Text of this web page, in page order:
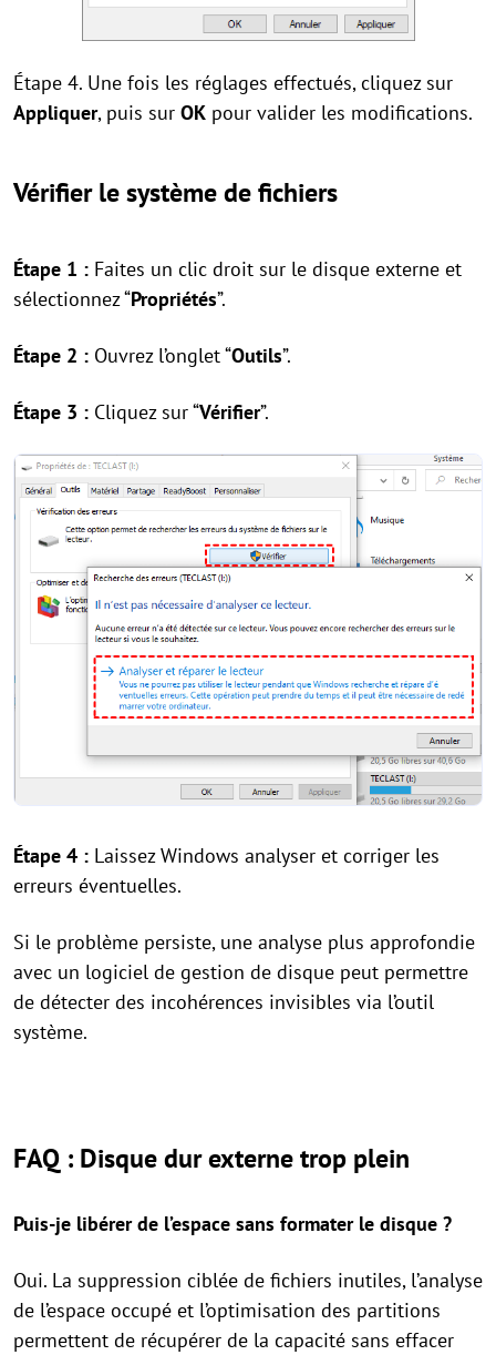
Étape 4. Une fois les réglages effectués, cliquez sur
Appliquer, puis sur OK pour valider les modifications.
Vérifier le système de fichiers
Étape 1 : Faites un clic droit sur le disque externe et
sélectionnez “Propriétés”.
Étape 2 : Ouvrez l’onglet “Outils”.
Étape 3 : Cliquez sur “Vérifier”.
Étape 4 : Laissez Windows analyser et corriger les
erreurs éventuelles.
Si le problème persiste, une analyse plus approfondie
avec un logiciel de gestion de disque peut permettre
de détecter des incohérences invisibles via l’outil
système.
FAQ : Disque dur externe trop plein
Puis-je libérer de l’espace sans formater le disque ?
Oui. La suppression ciblée de fichiers inutiles, l’analyse
de l’espace occupé et l’optimisation des partitions
permettent de récupérer de la capacité sans effacer